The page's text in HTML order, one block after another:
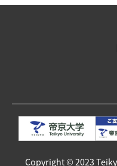
Copyright © 2023